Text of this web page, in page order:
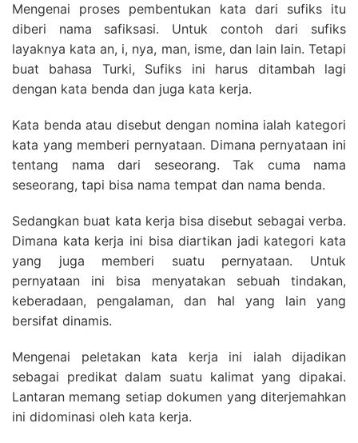
Mengenai proses pembentukan kata dari sufiks itu
diberi nama safiksasi. Untuk contoh dari sufiks
layaknya kata an, i, nya, man, isme, dan lain lain. Tetapi
buat bahasa Turki, Sufiks ini harus ditambah lagi
dengan kata benda dan juga kata kerja.
Kata benda atau disebut dengan nomina ialah kategori
kata yang memberi pernyataan. Dimana pernyataan ini
tentang nama dari seseorang. Tak cuma nama
seseorang, tapi bisa nama tempat dan nama benda.
Sedangkan buat kata kerja bisa disebut sebagai verba.
Dimana kata kerja ini bisa diartikan jadi kategori kata
yang juga memberi suatu pernyataan. Untuk
pernyataan ini bisa menyatakan sebuah tindakan,
keberadaan, pengalaman, dan hal yang lain yang
bersifat dinamis.
Mengenai peletakan kata kerja ini ialah dijadikan
sebagai predikat dalam suatu kalimat yang dipakai.
Lantaran memang setiap dokumen yang diterjemahkan
ini didominasi oleh kata kerja.